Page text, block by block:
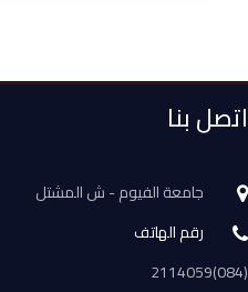
اتصل بنا
جامعة الفيوم - ش المشتل
رقم الهاتف
(084)2114059